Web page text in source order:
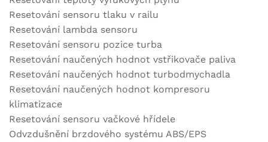
Resetování sensoru tlaku v railu
Resetování lambda sensoru
Resetování sensoru pozice turba
Resetování naučených hodnot vstřikovače paliva
Resetování naučených hodnot turbodmychadla
Resetování naučených hodnot kompresoru
klimatizace
Resetování sensoru vačkové hřídele
Odvzdušnění brzdového systému ABS/EPS